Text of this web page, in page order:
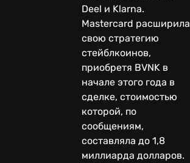
Deel и Klarna.
Mastercard расширила
свою стратегию
стейблкоинов,
приобретя BVNK в
начале этого года в
сделке, стоимостью
которой, по
сообщениям,
составляла до 1,8
миллиарда долларов.